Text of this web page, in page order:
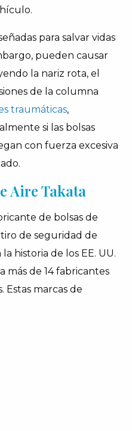
para salvar vidas
pueden causar
la nariz rota, el
de la columna
traumáticas,
si las bolsas
con fuerza excesiva
Aire Takata
de bolsas de
de seguridad de
historia de los EE. UU.
más de 14 fabricantes
marcas de